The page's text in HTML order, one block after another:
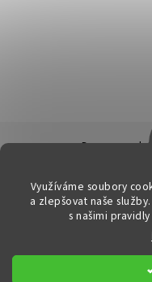
Doprava a
2026 © FitStore.cz - Váš
Využíváme soubory
a zlepšovat naše
s našimi